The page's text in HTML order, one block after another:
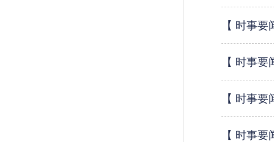
【 时事
【 时事
【 时事
【 时事